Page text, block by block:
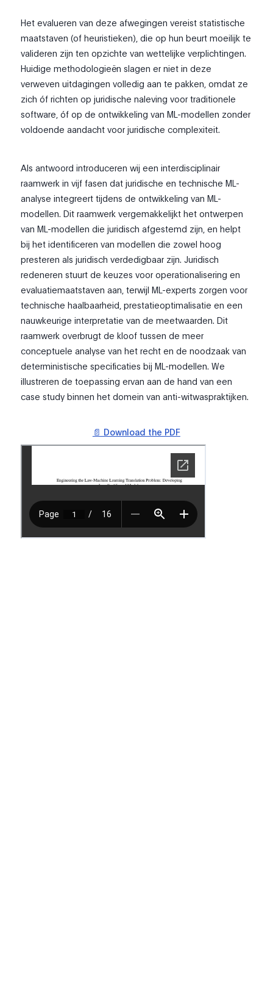
Het evalueren van deze afwegingen vereist statistische
maatstaven (of heuristieken), die op hun beurt moeilijk te
valideren zijn ten opzichte van wettelijke verplichtingen.
Huidige methodologieën slagen er niet in deze
verweven uitdagingen volledig aan te pakken, omdat ze
zich óf richten op juridische naleving voor traditionele
software, óf op de ontwikkeling van ML-modellen zonder
voldoende aandacht voor juridische complexiteit.
Als antwoord introduceren wij een interdisciplinair
raamwerk in vijf fasen dat juridische en technische ML-
analyse integreert tijdens de ontwikkeling van ML-
modellen. Dit raamwerk vergemakkelijkt het ontwerpen
van ML-modellen die juridisch afgestemd zijn, en helpt
bij het identificeren van modellen die zowel hoog
presteren als juridisch verdedigbaar zijn. Juridisch
redeneren stuurt de keuzes voor operationalisering en
evaluatiemaatstaven aan, terwijl ML-experts zorgen voor
technische haalbaarheid, prestatieoptimalisatie en een
nauwkeurige interpretatie van de meetwaarden. Dit
raamwerk overbrugt de kloof tussen de meer
conceptuele analyse van het recht en de noodzaak van
deterministische specificaties bij ML-modellen. We
illustreren de toepassing ervan aan de hand van een
case study binnen het domein van anti-witwaspraktijken.
📄 Download the PDF